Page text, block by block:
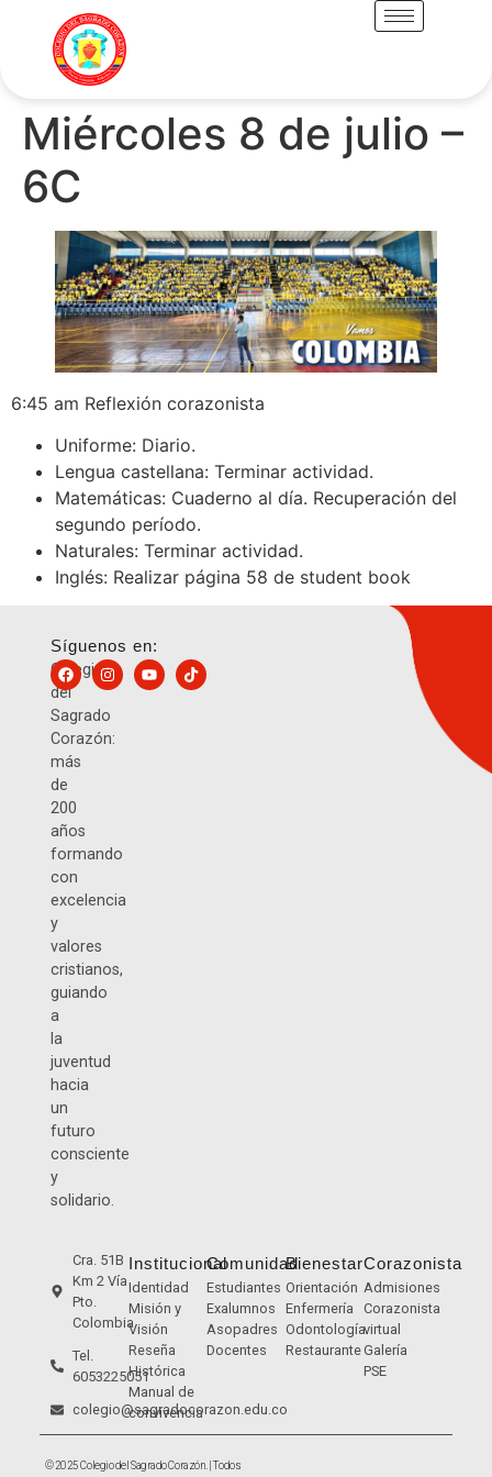
Miércoles 8 de julio –
6C
6:45 am Reflexión corazonista
Uniforme: Diario.
Lengua castellana: Terminar actividad.
Matemáticas: Cuaderno al día. Recuperación del
segundo período.
Naturales: Terminar actividad.
Inglés: Realizar página 58 de student book
Colegio
del
Sagrado
Corazón:
más
de
200
años
formando
con
excelencia
y
valores
cristianos,
guiando
a
la
juventud
hacia
un
futuro
consciente
y
solidario.
Síguenos en:
Cra. 51B
Km 2 Vía
Pto.
Colombia
Tel.
6053225051
colegio@sagradocorazon.edu.co
Institucional
Identidad
Misión y
Visión
Reseña
Histórica
Manual de
convivencia
Comunidad
Estudiantes
Exalumnos
Asopadres
Docentes
Bienestar
Orientación
Enfermería
Odontología
Restaurante
Corazonista
Admisiones
Corazonista
virtual
Galería
PSE
© 2025 Colegio del Sagrado Corazón. | Todos